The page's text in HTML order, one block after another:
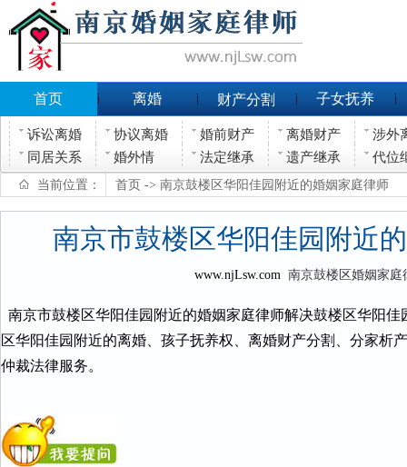
首页 离婚 财产分割 子女抚养
诉讼离婚 协议离婚 婚前财产 离婚财产
涉外
同居关系
婚外情 法定继承 遗产继承 代位
当前位置： 首页 -> 南京鼓楼区华阳佳园附近的婚姻家庭律师
南京市鼓楼区华阳佳园附近
www.njLsw.com南京鼓楼区婚姻家庭
南京市鼓楼区华阳佳园附近的婚姻家庭律师解决鼓楼区华阳
区华阳佳园附近的离婚、孩子抚养权、离婚财产分割、分家析
仲裁法律服务。